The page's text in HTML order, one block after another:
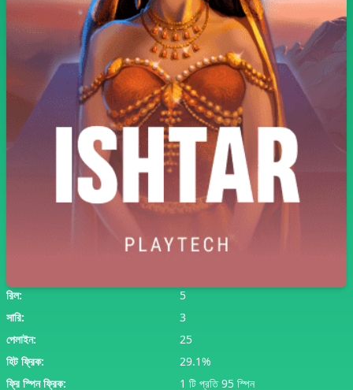
রিল:
5
সারি:
3
পেলাইন:
25
হিট ফ্রিক:
29.1%
ফ্রি স্পিন ফ্রিক:
1 টি প্রতি 95 স্পিন